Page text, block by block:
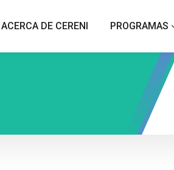
ACERCA DE CERENI PROGRAMAS